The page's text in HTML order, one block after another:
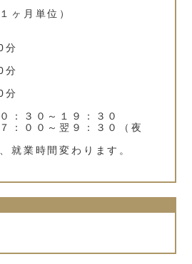
ヶ月単位）
分
分
分
：３０～１９：３０
：００～翌９：３０（夜
就業時間変わります。